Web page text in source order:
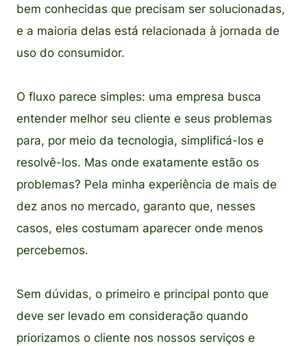
bem conhecidas que precisam ser solucionadas,
e a maioria delas está relacionada à jornada de
uso do consumidor.
O fluxo parece simples: uma empresa busca
entender melhor seu cliente e seus problemas
para, por meio da tecnologia, simplificá-los e
resolvê-los. Mas onde exatamente estão os
problemas? Pela minha experiência de mais de
dez anos no mercado, garanto que, nesses
casos, eles costumam aparecer onde menos
percebemos.
Sem dúvidas, o primeiro e principal ponto que
deve ser levado em consideração quando
priorizamos o cliente nos nossos serviços e